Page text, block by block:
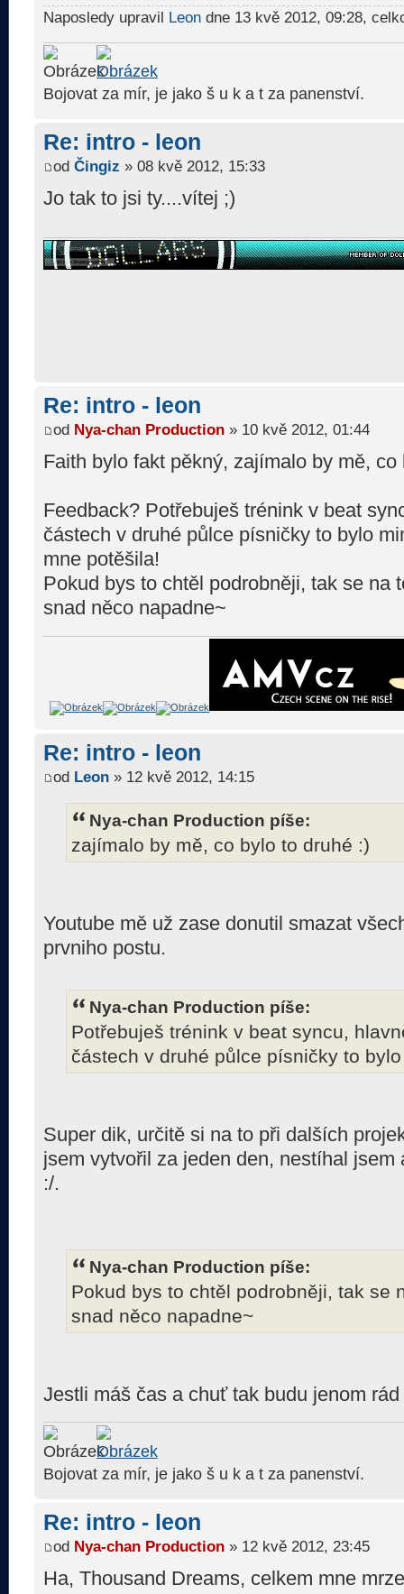
Naposledy upravil Leon dne 13 kvě 2012, 09:28,
Bojovat za mír, je jako š u k a t za panenství.
Re: intro - leon
od Čingiz » 08 kvě 2012, 15:33
Jo tak to jsi ty....vítej ;)
Re: intro - leon
od Nya-chan Production » 10 kvě 2012, 01:44
Faith bylo fakt pěkný, zajímalo by mě, co
Feedback? Potřebuješ trénink v beat
částech v druhé půlce písničky to bylo
mne potěšila!
Pokud bys to chtěl podrobněji, tak se na
snad něco napadne~
Re: intro - leon
od Leon » 12 kvě 2012, 14:15
Nya-chan Production píše:
zajímalo by mě, co bylo to druhé :)
Youtube mě už zase donutil smazat
prvniho postu.
Nya-chan Production píše:
Potřebuješ trénink v beat syncu,
částech v druhé půlce písničky to
Super dik, určitě si na to při dalších
jsem vytvořil za jeden den, nestíhal
:/.
Nya-chan Production píše:
Pokud bys to chtěl podrobněji, tak se
snad něco napadne~
Jestli máš čas a chuť tak budu jenom rád
Bojovat za mír, je jako š u k a t za panenství.
Re: intro - leon
od Nya-chan Production » 12 kvě 2012, 23:45
Ha, Thousand Dreams, celkem mne